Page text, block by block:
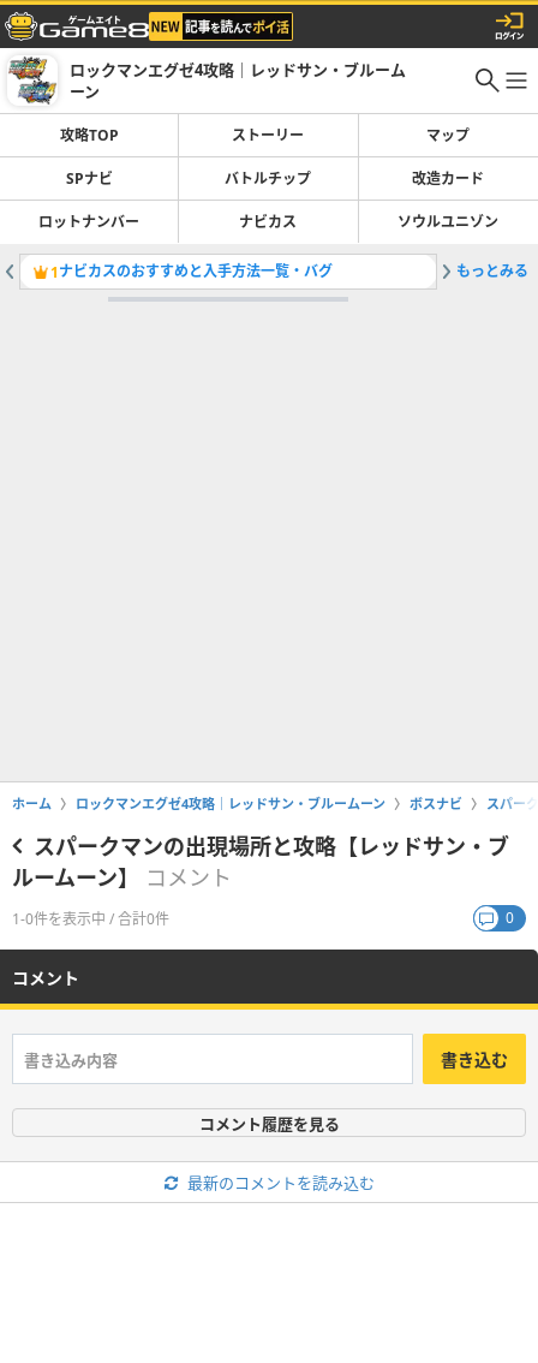
ロックマンエグゼ4攻略｜レッドサン・ブルーム
ーン
攻略TOP ストーリー マップ
SPナビ バトルチップ 改造カード
ロットナンバー ナビカス ソウルユニゾン
1ナビカスのおすすめと入手方法一覧・バグ 2ストー
もっとみる
ホーム ロックマンエグゼ4攻略｜レッドサン・ブルームーン ボスナビ スパー
スパークマンの出現場所と攻略【レッドサン・ブ
ルームーン】
コメント
1-0件を表示中 / 合計0件 0
コメント
書き込む
コメント履歴を見る
最新のコメントを読み込む